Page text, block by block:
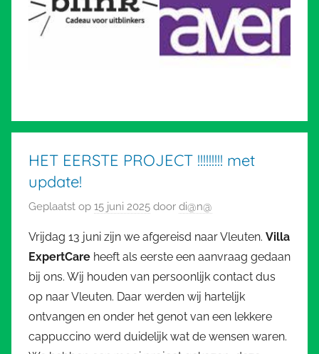
HET EERSTE PROJECT !!!!!!!!! met
update!
Geplaatst op 15 juni 2025 door di@n@
Vrijdag 13 juni zijn we afgereisd naar Vleuten. Villa
ExpertCare heeft als eerste een aanvraag gedaan
bij ons. Wij houden van persoonlijk contact dus
op naar Vleuten. Daar werden wij hartelijk
ontvangen en onder het genot van een lekkere
cappuccino werd duidelijk wat de wensen waren.